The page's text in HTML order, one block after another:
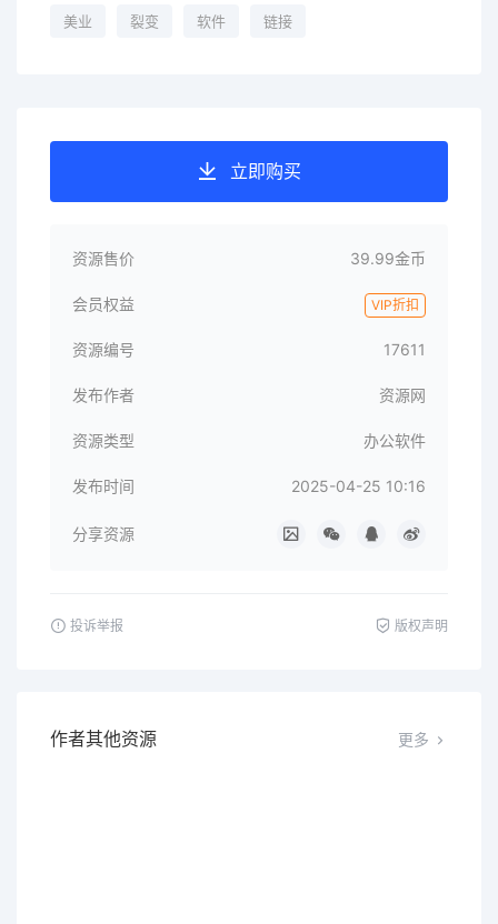
美业 裂变 软件 链接
立即购买
资源售价 39.99金币
会员权益 VIP折扣
资源编号 17611
发布作者 资源网
资源类型 办公软件
发布时间 2025-04-25 10:16
分享资源
投诉举报 版权声明
作者其他资源 更多